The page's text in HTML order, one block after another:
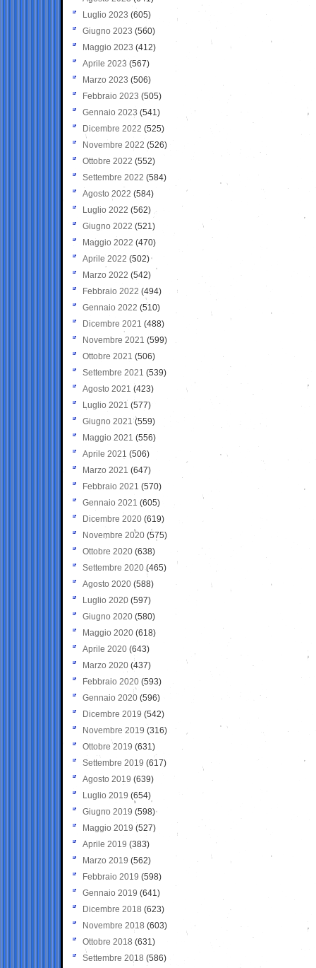
Luglio 2023 (605)
Giugno 2023 (560)
Maggio 2023 (412)
Aprile 2023 (567)
Marzo 2023 (506)
Febbraio 2023 (505)
Gennaio 2023 (541)
Dicembre 2022 (525)
Novembre 2022 (526)
Ottobre 2022 (552)
Settembre 2022 (584)
Agosto 2022 (584)
Luglio 2022 (562)
Giugno 2022 (521)
Maggio 2022 (470)
Aprile 2022 (502)
Marzo 2022 (542)
Febbraio 2022 (494)
Gennaio 2022 (510)
Dicembre 2021 (488)
Novembre 2021 (599)
Ottobre 2021 (506)
Settembre 2021 (539)
Agosto 2021 (423)
Luglio 2021 (577)
Giugno 2021(559)
Maggio 2021 (556)
Aprile 2021 (506)
Marzo 2021 (647)
Febbraio 2021 (570)
Gennaio 2021 (605)
Dicembre 2020 (619)
Novembre 2020 (575)
Ottobre 2020 (638)
Settembre 2020(465)
Agosto 2020 (588)
Luglio 2020 (597)
Giugno 2020 (580)
Maggio 2020 (618)
Aprile 2020 (643)
Marzo 2020 (437)
Febbraio 2020 (593)
Gennaio 2020 (596)
Dicembre 2019 (542)
Novembre 2019 (316)
Ottobre 2019 (631)
Settembre 2019 (617)
Agosto 2019 (639)
Luglio 2019 (654)
Giugno 2019 (598)
Maggio 2019 (527)
Aprile 2019 (383)
Marzo 2019 (562)
Febbraio 2019 (598)
Gennaio 2019 (641)
Dicembre 2018 (623)
Novembre 2018 (603)
Ottobre 2018 (631)
Settembre 2018 (586)